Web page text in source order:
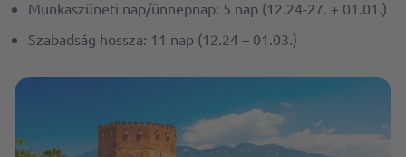
Munkaszüneti nap/ünnepnap: 5 nap (12.24-27. + 01.01.)
Szabadság hossza: 11 nap (12.24 – 01.03.)